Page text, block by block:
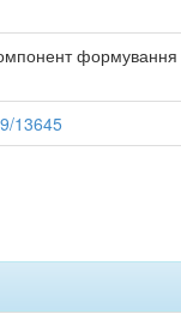
формування
13645